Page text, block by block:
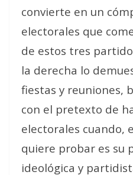
convierte en un
electorales que
de estos tres
la derecha lo
fiestas y reuniones,
con el pretexto de
electorales cuando,
quiere probar es su
ideológica y